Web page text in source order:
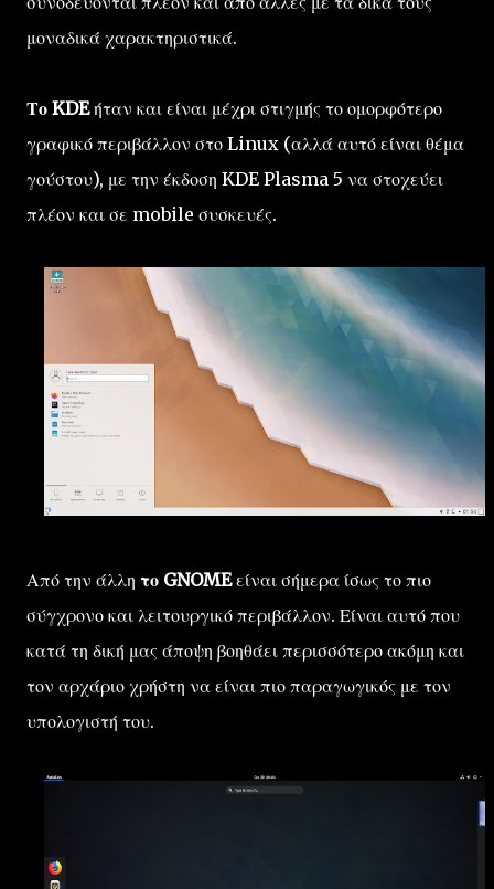
μοναδικά χαρακτηριστικά.
Το KDEήταν και είναι μέχρι στιγμής το ομορφότερο
γραφικό περιβάλλον στο Linux (αλλά αυτό είναι θέμα
γούστου), με την έκδοση KDE Plasma 5 να στοχεύει
πλέον και σε mobile συσκευές.
Από την άλλη το GNOMEείναι σήμερα ίσως το πιο
σύγχρονο και λειτουργικό περιβάλλον. Είναι αυτό που
κατά τη δική μας άποψη βοηθάει περισσότερο ακόμη και
τον αρχάριο χρήστη να είναι πιο παραγωγικός με τον
υπολογιστή του.